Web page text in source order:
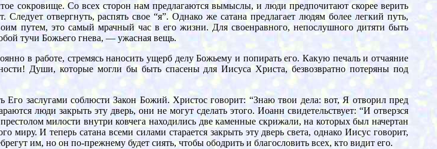
сокровище. Со всех сторон нам предлагаются вымыслы, и люди предпочитают скорее верить
отвергнуть, распять свое “я”. Однако же сатана предлагает людям более легкий путь,
путем, это самый мрачный час в его жизни. Для своенравного, непослушного дитяти быть
тучи Божьего гнева, — ужасная вещь.
в работе, стремясь наносить ущерб делу Божьему и попирать его. Какую печаль и отчаяние
Души, которые могли бы быть спасены для Иисуса Христа, безвозвратно потеряны под
заслугами соблюсти Закон Божий. Христос говорит: “Знаю твои дела: вот, Я отворил пред
люди закрыть эту дверь, они не могут сделать этого. Иоанн свидетельствует: “И отверзся
милости внутри ковчега находились две каменные скрижали, на которых был начертан
И теперь сатана всеми силами старается закрыть эту дверь света, однако Иисус говорит,
им, но он по-прежнему будет сиять, чтобы ободрить и благословить всех, кто видит его.